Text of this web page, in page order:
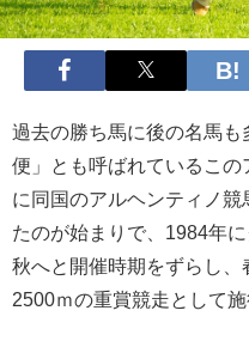
過去の勝ち馬に後の名馬
便」とも呼ばれているこ
に同国のアルヘンティノ
たのが始まりで、1984年
秋へと開催時期をずらし
2500ｍの重賞競走として